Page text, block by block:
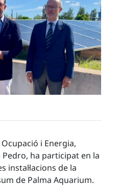
i Energia,
Pedro, ha participat en la
instal·lacions de la
de Palma Aquarium.